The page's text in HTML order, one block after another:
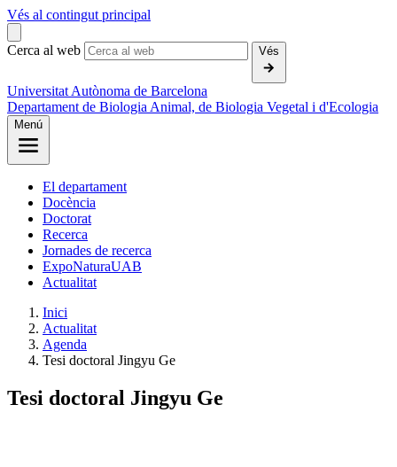
Vés al contingut principal
Cerca al web Vés
Universitat Autònoma de Barcelona
Departament de Biologia Animal, de Biologia Vegetal i d'Ecologia
Menú
El departament
Docència
Doctorat
Recerca
Jornades de recerca
ExpoNaturaUAB
Actualitat
Inici
Actualitat
Agenda
Tesi doctoral Jingyu Ge
Tesi doctoral Jingyu Ge